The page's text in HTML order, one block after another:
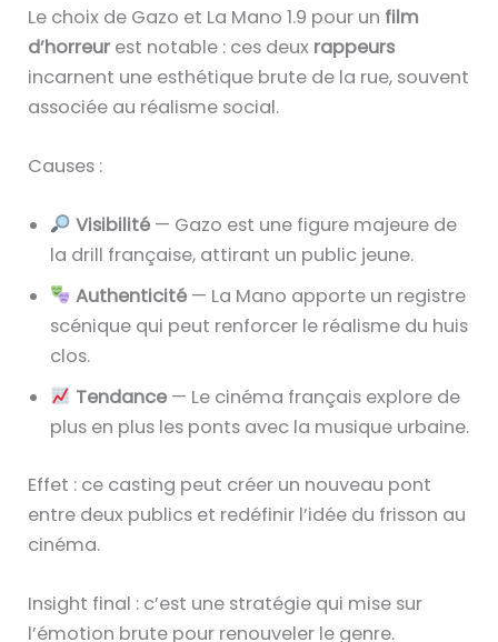
Le choix de Gazo et La Mano 1.9 pour un film
d’horreur est notable : ces deux rappeurs
incarnent une esthétique brute de la rue, souvent
associée au réalisme social.
Causes :
Visibilité— Gazo est une figure majeure de
la drill française, attirant un public jeune.
Authenticité— La Mano apporte un registre
scénique qui peut renforcer le réalisme du huis
clos.
Tendance— Le cinéma français explore de
plus en plus les ponts avec la musique urbaine.
Effet : ce casting peut créer un nouveau pont
entre deux publics et redéfinir l’idée du frisson au
cinéma.
Insight final : c’est une stratégie qui mise sur
l’émotion brute pour renouveler le genre.